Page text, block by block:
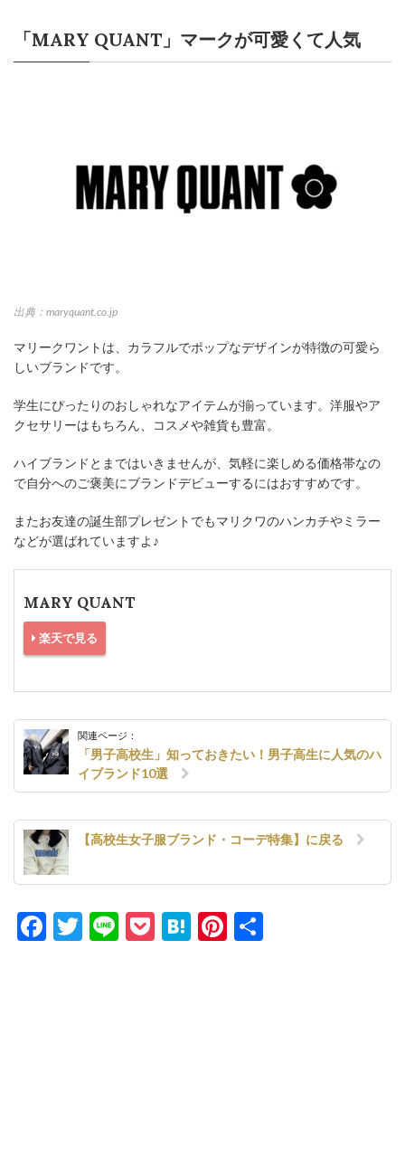
「MARY QUANT」マークが可愛くて人気
出典：maryquant.co.jp
マリークワントは、カラフルでポップなデザインが特徴の可愛ら
しいブランドです。
学生にぴったりのおしゃれなアイテムが揃っています。洋服やア
クセサリーはもちろん、コスメや雑貨も豊富。
ハイブランドとまではいきませんが、気軽に楽しめる価格帯なの
で自分へのご褒美にブランドデビューするにはおすすめです。
またお友達の誕生部プレゼントでもマリクワのハンカチやミラー
などが選ばれていますよ♪
MARY QUANT
楽天で見る
関連ページ：
「男子高校生」知っておきたい！男子高生に人気のハ
イブランド10選
【高校生女子服ブランド・コーデ特集】に戻る
Facebook
Twitter
LinePocket
HatenaPinterest